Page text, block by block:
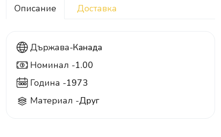
Описание Доставка
Държава-Канада
1 Номинал -1.00
Година -1973
Материал -Друг